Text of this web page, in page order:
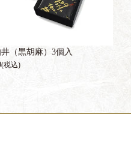
（黒胡麻）3個入
(税込)